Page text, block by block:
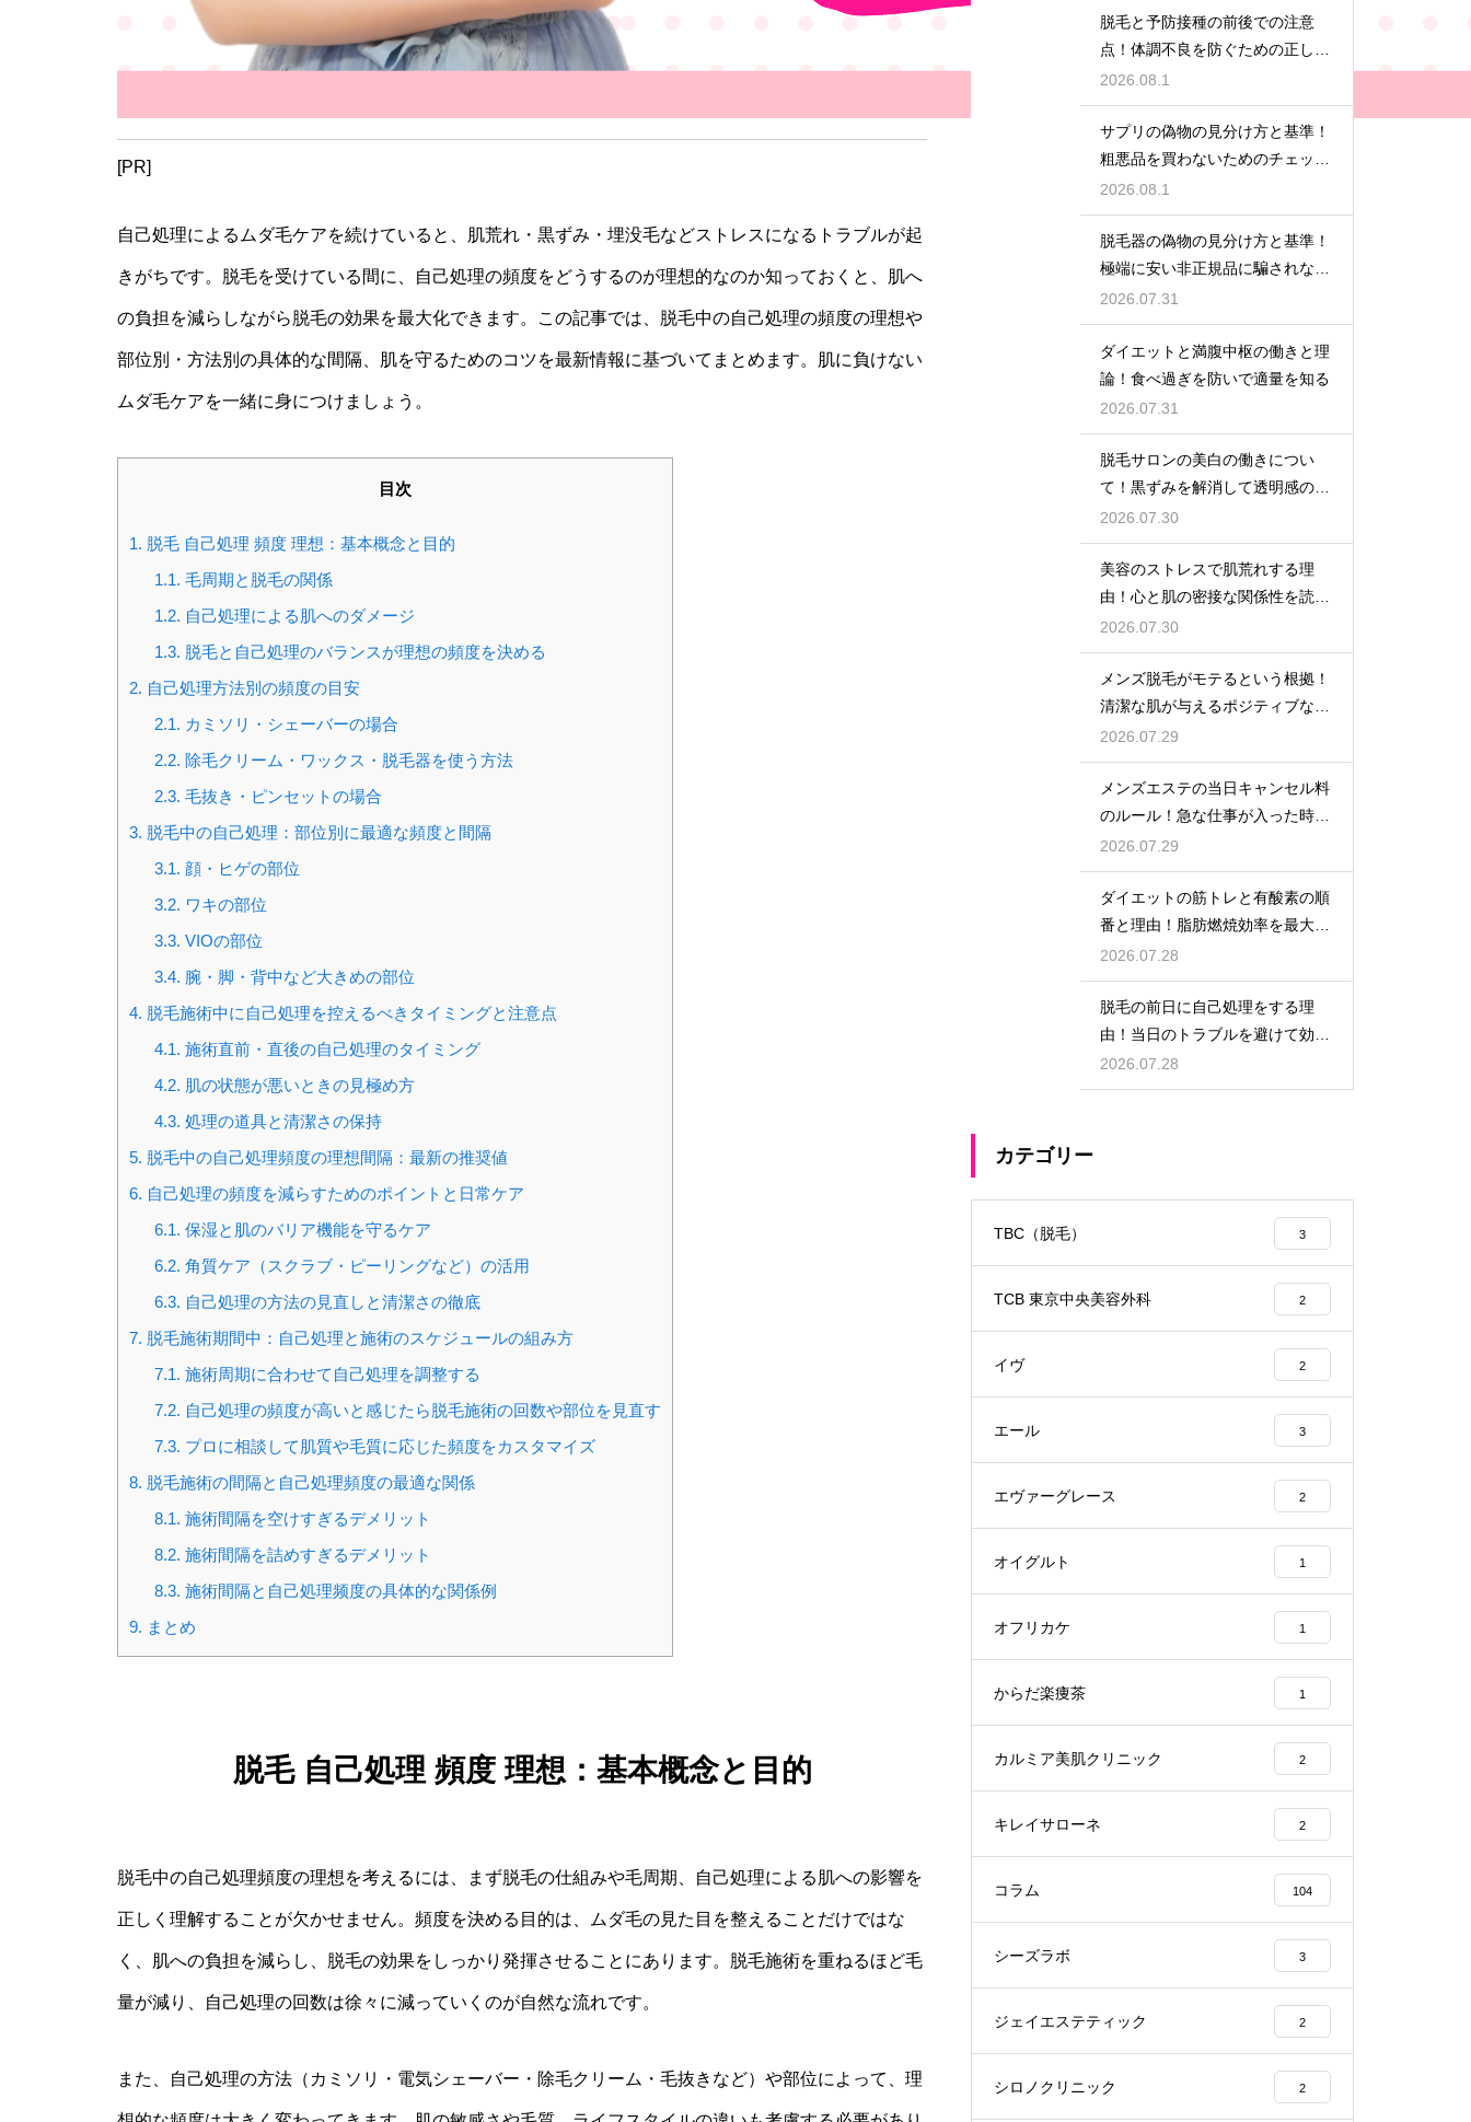
[PR]
自己処理によるムダ毛ケアを続けていると、肌荒れ・黒ずみ・埋没毛などストレスになるトラブルが起
きがちです。脱毛を受けている間に、自己処理の頻度をどうするのが理想的なのか知っておくと、肌へ
の負担を減らしながら脱毛の効果を最大化できます。この記事では、脱毛中の自己処理の頻度の理想や
部位別・方法別の具体的な間隔、肌を守るためのコツを最新情報に基づいてまとめます。肌に負けない
ムダ毛ケアを一緒に身につけましょう。
目次
1. 脱毛 自己処理 頻度 理想：基本概念と目的
1.1. 毛周期と脱毛の関係
1.2. 自己処理による肌へのダメージ
1.3. 脱毛と自己処理のバランスが理想の頻度を決める
2. 自己処理方法別の頻度の目安
2.1. カミソリ・シェーバーの場合
2.2. 除毛クリーム・ワックス・脱毛器を使う方法
2.3. 毛抜き・ピンセットの場合
3. 脱毛中の自己処理：部位別に最適な頻度と間隔
3.1. 顔・ヒゲの部位
3.2. ワキの部位
3.3. VIOの部位
3.4. 腕・脚・背中など大きめの部位
4. 脱毛施術中に自己処理を控えるべきタイミングと注意点
4.1. 施術直前・直後の自己処理のタイミング
4.2. 肌の状態が悪いときの見極め方
4.3. 処理の道具と清潔さの保持
5. 脱毛中の自己処理頻度の理想間隔：最新の推奨値
6. 自己処理の頻度を減らすためのポイントと日常ケア
6.1. 保湿と肌のバリア機能を守るケア
6.2. 角質ケア（スクラブ・ピーリングなど）の活用
6.3. 自己処理の方法の見直しと清潔さの徹底
7. 脱毛施術期間中：自己処理と施術のスケジュールの組み方
7.1. 施術周期に合わせて自己処理を調整する
7.2. 自己処理の頻度が高いと感じたら脱毛施術の回数や部位を見直す
7.3. プロに相談して肌質や毛質に応じた頻度をカスタマイズ
8. 脱毛施術の間隔と自己処理頻度の最適な関係
8.1. 施術間隔を空けすぎるデメリット
8.2. 施術間隔を詰めすぎるデメリット
8.3. 施術間隔と自己処理频度の具体的な関係例
9. まとめ
脱毛 自己処理 頻度 理想：基本概念と目的
脱毛中の自己処理頻度の理想を考えるには、まず脱毛の仕組みや毛周期、自己処理による肌への影響を
正しく理解することが欠かせません。頻度を決める目的は、ムダ毛の見た目を整えることだけではな
く、肌への負担を減らし、脱毛の効果をしっかり発揮させることにあります。脱毛施術を重ねるほど毛
量が減り、自己処理の回数は徐々に減っていくのが自然な流れです。
また、自己処理の方法（カミソリ・電気シェーバー・除毛クリーム・毛抜きなど）や部位によって、理
脱毛と予防接種の前後での注意
点！体調不良を防ぐための正しい
スケジュール
2026.08.1
サプリの偽物の見分け方と基準！
粗悪品を買わないためのチェック
術
2026.08.1
脱毛器の偽物の見分け方と基準！
極端に安い非正規品に騙されない
ための公式ショップでの購入
2026.07.31
ダイエットと満腹中枢の働きと理
論！食べ過ぎを防いで適量を知る
2026.07.31
脱毛サロンの美白の働きについ
て！黒ずみを解消して透明感のあ
る肌へ導く
2026.07.30
美容のストレスで肌荒れする理
由！心と肌の密接な関係性を読み
解く
2026.07.30
メンズ脱毛がモテるという根拠！
清潔な肌が与えるポジティブな第
一印象
2026.07.29
メンズエステの当日キャンセル料
のルール！急な仕事が入った時の
柔軟な対応とペナルティ
2026.07.29
ダイエットの筋トレと有酸素の順
番と理由！脂肪燃焼効率を最大化
する
2026.07.28
脱毛の前日に自己処理をする理
由！当日のトラブルを避けて効果
を高める
2026.07.28
カテゴリー
TBC（脱毛） 3
TCB 東京中央美容外科 2
イヴ 2
エール 3
エヴァーグレース 2
オイグルト 1
オフリカケ 1
からだ楽痩茶 1
カルミア美肌クリニック 2
キレイサローネ 2
コラム 104
シーズラボ 3
ジェイエステティック 2
シロノクリニック 2